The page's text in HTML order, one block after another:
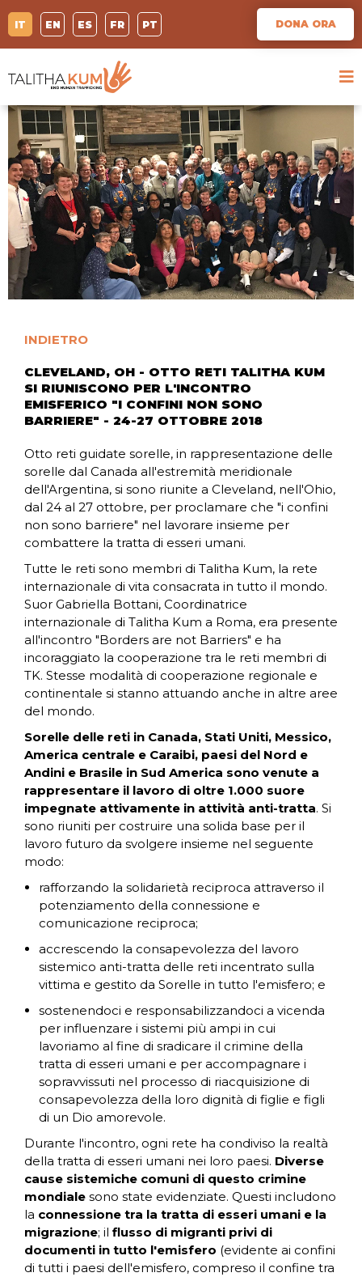
IT EN ES FR PT DONA ORA
INDIETRO
CLEVELAND, OH - OTTO RETI TALITHA KUM
SI RIUNISCONO PER L'INCONTRO
EMISFERICO "I CONFINI NON SONO
BARRIERE" - 24-27 OTTOBRE 2018
Otto reti guidate sorelle, in rappresentazione delle
sorelle dal Canada all'estremità meridionale
dell'Argentina, si sono riunite a Cleveland, nell'Ohio,
dal 24 al 27 ottobre, per proclamare che "i confini
non sono barriere" nel lavorare insieme per
combattere la tratta di esseri umani.
Tutte le reti sono membri di Talitha Kum, la rete
internazionale di vita consacrata in tutto il mondo.
Suor Gabriella Bottani, Coordinatrice
internazionale di Talitha Kum a Roma, era presente
all'incontro "Borders are not Barriers" e ha
incoraggiato la cooperazione tra le reti membri di
TK. Stesse modalità di cooperazione regionale e
continentale si stanno attuando anche in altre aree
del mondo.
Sorelle delle reti in Canada, Stati Uniti, Messico,
America centrale e Caraibi, paesi del Nord e
Andini e Brasile in Sud America sono venute a
rappresentare il lavoro di oltre 1.000 suore
impegnate attivamente in attività anti-tratta. Si
sono riuniti per costruire una solida base per il
lavoro futuro da svolgere insieme nel seguente
modo:
rafforzando la solidarietà reciproca attraverso il
potenziamento della connessione e
comunicazione reciproca;
accrescendo la consapevolezza del lavoro
sistemico anti-tratta delle reti incentrato sulla
vittima e gestito da Sorelle in tutto l'emisfero; e
sostenendoci e responsabilizzandoci a vicenda
per influenzare i sistemi più ampi in cui
lavoriamo al fine di sradicare il crimine della
tratta di esseri umani e per accompagnare i
sopravvissuti nel processo di riacquisizione di
consapevolezza della loro dignità di figlie e figli
di un Dio amorevole.
Durante l'incontro, ogni rete ha condiviso la realtà
della tratta di esseri umani nei loro paesi. Diverse
cause sistemiche comuni di questo crimine
mondiale sono state evidenziate. Questi includono
la connessione tra la tratta di esseri umani e la
migrazione; il flusso di migranti privi di
documenti in tutto l'emisfero (evidente ai confini
di tutti i paesi dell'emisfero, compreso il confine tra